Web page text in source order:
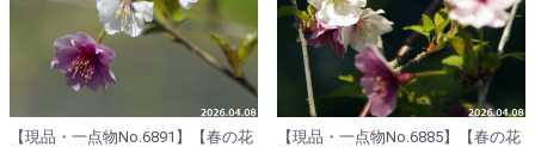
【現品・一点物No.6891】【春の花
【現品・一点物No.6885】【春の花